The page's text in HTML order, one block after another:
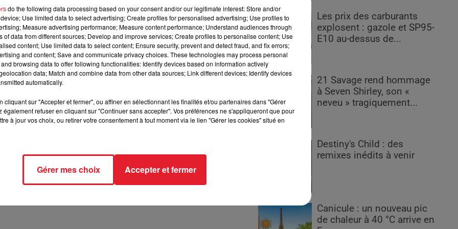
sera exclusivement géré par des Pepper
Robotics(rachetée à 95% par les japonais, ndlr) est en train
le milieu de la vente. En effet, une armée de robots va
la galerie commerciale de luxe, Omotesando. La société
depuis l'année dernière a toujours voulu faire "travailler" ses
Les robots présents dans cette boutique informeront la
D'après le site spécialisé Engadget, les robots seront dans la
du domaine, à quel point les Pepper sont efficaces. si
pas mal de commandes de robots. Pour le moment ils
des robots envahir le monde de la vente ? Le chômage n'est
Les prix des carburants
explosent : gazole et SP95-
E10 au-dessus de...
21 Savage rend hommage
à Seven Shirley, son «
neveu » tragiquement...
Destiny's Child : des
remixes inédits à venir
Canicule : un nouveau pic
de chaleur à 40 °C arrive en
do the following data processing based on your consent and/or our legitimate interest: Store and/or
Use limited data to select advertising; Create profiles for personalised advertising; Use profiles to
Measure advertising performance; Measure content performance; Understand audiences through
of data from different sources; Develop and improve services; Create profiles to personalise content; Use
content; Use limited data to select content; Ensure security, prevent and detect fraud, and fix errors;
and content; Save and communicate privacy choices. These technologies may process personal
browsing data to offer following functionalities: Identify devices based on information actively
data; Match and combine data from other data sources; Link different devices; Identify devices
automatically.
cliquant sur "Accepter et fermer", ou affiner en sélectionnant les finalités et/ou partenaires dans "Gérer
également refuser en cliquant sur "Continuer sans accepter". Vos préférences ne s'appliqueront que pour
à jour vos choix, ou retirer votre consentement à tout moment via le lien "Gérer les cookies" situé en
Gérer mes choix Accepter et fermer